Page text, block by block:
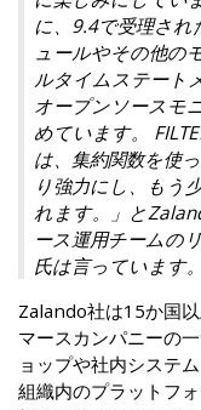
に、9.4で受理さ
ュールやその他の
ルタイムステート
オープンソースモ
めています。
は、集約関数を使
り強力にし、もう
れます。」と
ース運用チームの
氏は言っています。
Zalando社は15か国
マースカンパニーの
ョップや社内システ
組織内のプラットフ